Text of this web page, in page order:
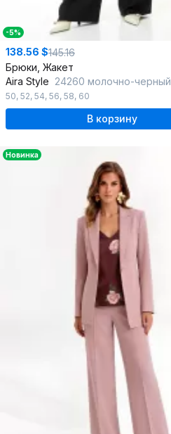
-5%
138.56 $145.16
Брюки, Жакет
Aira Style 24260 молочно-черный
50, 52, 54, 56, 58, 60
В корзину
Новинка